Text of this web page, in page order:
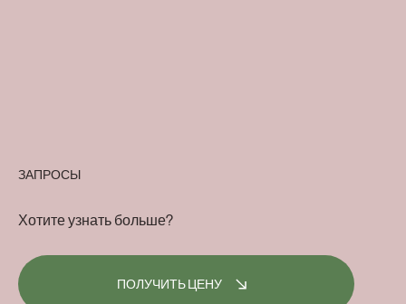
ЗАПРОСЫ
Хотите узнать больше?
ПОЛУЧИТЬ ЦЕНУ